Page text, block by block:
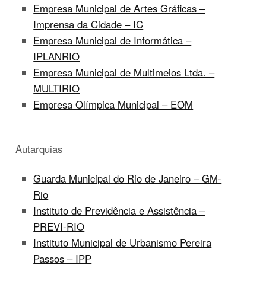
Empresa Municipal de Artes Gráficas –
Imprensa da Cidade – IC
Empresa Municipal de Informática –
IPLANRIO
Empresa Municipal de Multimeios Ltda. –
MULTIRIO
Empresa Olímpica Municipal – EOM
Autarquias
Guarda Municipal do Rio de Janeiro – GM-
Rio
Instituto de Previdência e Assistência –
PREVI-RIO
Instituto Municipal de Urbanismo Pereira
Passos – IPP